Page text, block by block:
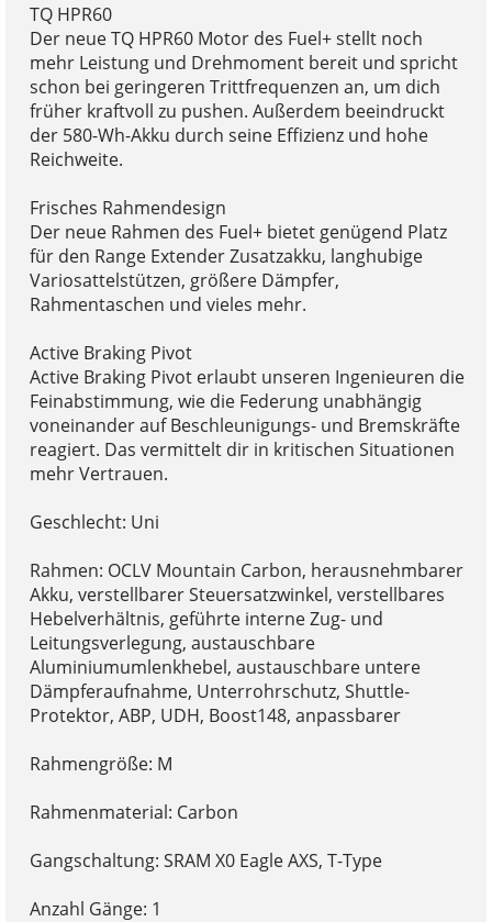
TQ HPR60
Der neue TQ HPR60 Motor des Fuel+ stellt noch
mehr Leistung und Drehmoment bereit und spricht
schon bei geringeren Trittfrequenzen an, um dich
früher kraftvoll zu pushen. Außerdem beeindruckt
der 580-Wh-Akku durch seine Effizienz und hohe
Reichweite.
Frisches Rahmendesign
Der neue Rahmen des Fuel+ bietet genügend Platz
für den Range Extender Zusatzakku, langhubige
Variosattelstützen, größere Dämpfer,
Rahmentaschen und vieles mehr.
Active Braking Pivot
Active Braking Pivot erlaubt unseren Ingenieuren die
Feinabstimmung, wie die Federung unabhängig
voneinander auf Beschleunigungs- und Bremskräfte
reagiert. Das vermittelt dir in kritischen Situationen
mehr Vertrauen.
Geschlecht: Uni
Rahmen: OCLV Mountain Carbon, herausnehmbarer
Akku, verstellbarer Steuersatzwinkel, verstellbares
Hebelverhältnis, geführte interne Zug- und
Leitungsverlegung, austauschbare
Aluminiumumlenkhebel, austauschbare untere
Dämpferaufnahme, Unterrohrschutz, Shuttle-
Protektor, ABP, UDH, Boost148, anpassbarer
Rahmengröße: M
Rahmenmaterial: Carbon
Gangschaltung: SRAM X0 Eagle AXS, T-Type
Anzahl Gänge: 1